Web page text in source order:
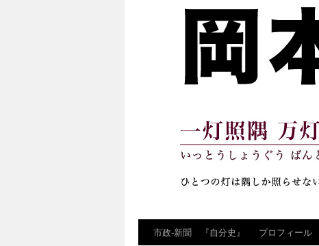
市政‐新聞 『自分史』 プロフィール